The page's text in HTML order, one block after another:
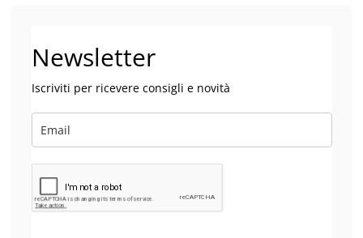
Newsletter
Iscriviti per ricevere consigli e novità